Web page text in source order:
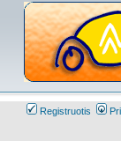
Registruotis